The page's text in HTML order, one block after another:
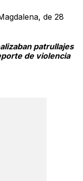
de 28
patrullajes
de violencia